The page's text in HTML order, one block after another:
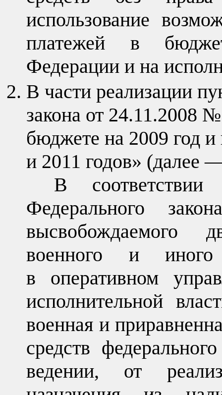
использование
платежей в
Федерации и на
В части реализации
закона от 24.11.2008
бюджете на 2009 год
и 2011 годов» (далее
В
Федерального
высвобождаемого
военного и иного
в оперативном
исполнительной
военная и
средств
ведении, от